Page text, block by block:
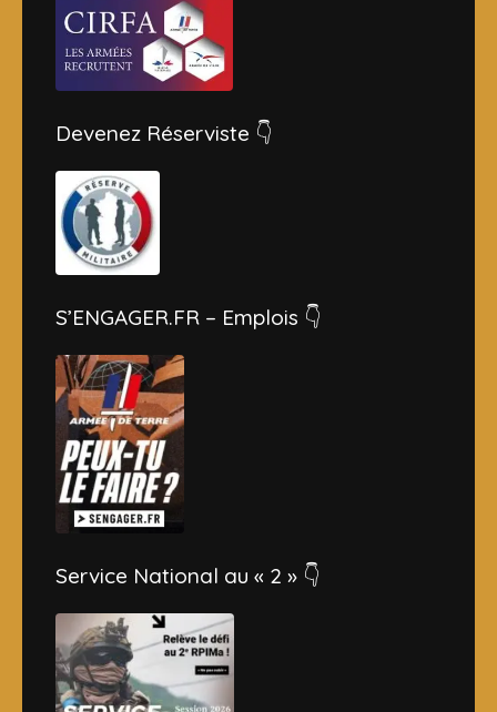
Devenez Réserviste 👇
S’ENGAGER.FR – Emplois 👇
Service National au « 2 » 👇